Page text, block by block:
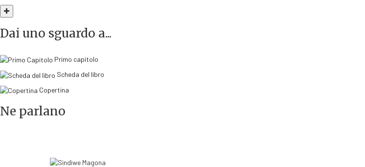
Dai uno sguardo a...
Primo capitolo
Scheda del libro
Copertina
Ne parlano